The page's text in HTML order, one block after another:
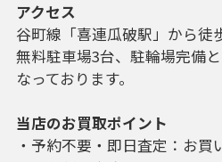
アクセス
谷町線「喜連瓜破駅」から徒
無料駐車場3台、駐輪場完備
なっております。
当店のお買取ポイント
・予約不要・即日査定：お